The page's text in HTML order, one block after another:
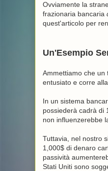
Ovviamente la
frazionaria bancaria
quest'articolo per
Un'Esempio
Ammettiamo che un
entusiato e corre
In un sistema
possiederà cadrà di
non influenzerebbe
Tuttavia, nel nostro
1,000$ di denaro
passività
Stati Uniti sono